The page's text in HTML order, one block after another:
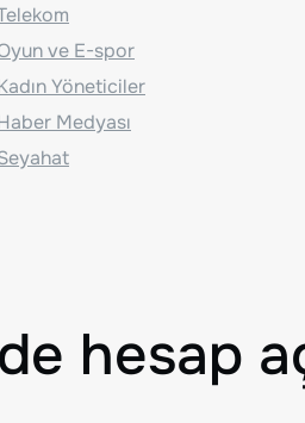
ve E-spor
Yöneticiler
Medyası
hesap